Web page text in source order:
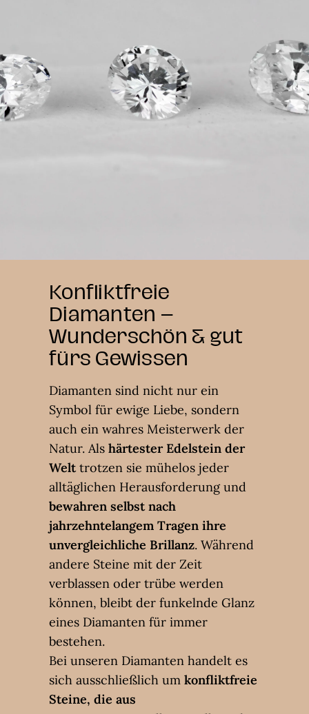
Konfliktfreie
Diamanten –
Wunderschön & gut
fürs Gewissen
Diamanten sind nicht nur ein
Symbol für ewige Liebe, sondern
auch ein wahres Meisterwerk der
Natur. Als härtester Edelstein der
Welttrotzen sie mühelos jeder
alltäglichen Herausforderung und
bewahren selbst nach
jahrzehntelangem Tragen ihre
unvergleichliche Brillanz. Während
andere Steine mit der Zeit
verblassen oder trübe werden
können, bleibt der funkelnde Glanz
eines Diamanten für immer
bestehen.
Bei unseren Diamanten handelt es
sich ausschließlich um konfliktfreie
Steine, die aus